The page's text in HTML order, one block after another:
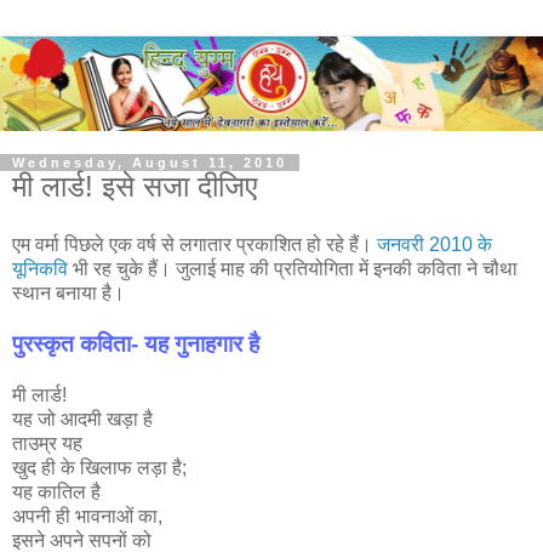
Wednesday, August 11, 2010
मी लार्ड! इसे सजा दीजिए
एम वर्मा पिछले एक वर्ष से लगातार प्रकाशित हो रहे हैं।जनवरी 2010 के
यूनिकवि भी रह चुके हैं। जुलाई माह की प्रतियोगिता में इनकी कविता ने चौथा
स्थान बनाया है।
पुरस्कृत कविता- यह गुनाहगार है
मी लार्ड!
यह जो आदमी खड़ा है
ताउम्र यह
खुद ही के खिलाफ लड़ा है;
यह कातिल है
अपनी ही भावनाओं का,
इसने अपने सपनों को